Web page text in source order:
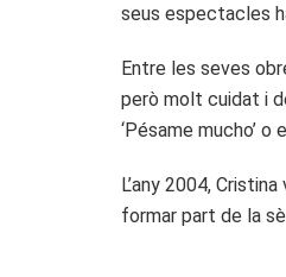
seus espectacles
Entre les seves
però molt cuidat i
‘Pésame mucho’
L’any 2004,
formar part de la